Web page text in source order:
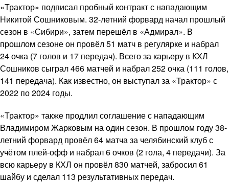
«Трактор» подписал пробный контракт с нападающим
Никитой Сошниковым. 32-летний форвард начал прошлый
сезон в «Сибири», затем перешёл в «Адмирал». В
прошлом сезоне он провёл 51 матч в регулярке и набрал
24 очка (7 голов и 17 передач). Всего за карьеру в КХЛ
Сошников сыграл 466 матчей и набрал 252 очка (111 голов,
141 передача). Как известно, он выступал за «Трактор» с
2022 по 2024 годы.
«Трактор» также продлил соглашение с нападающим
Владимиром Жарковым на один сезон. В прошлом году 38-
летний форвард провёл 64 матча за челябинский клуб с
учётом плей-офф и набрал 6 очков (2 гола, 4 передачи). За
всю карьеру в КХЛ он провёл 830 матчей, забросил 61
шайбу и сделал 113 результативных передач.